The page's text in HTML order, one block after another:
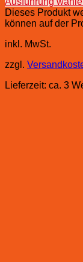
Dieses Produkt
können auf der
inkl. MwSt.
zzgl.
Lieferzeit: ca. 3